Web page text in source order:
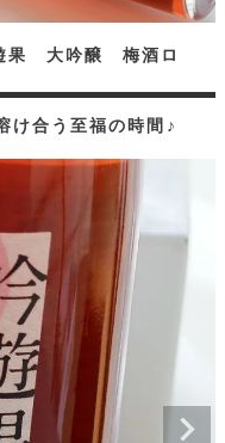
け合う至福の時間♪
果 大吟醸 梅酒ロ